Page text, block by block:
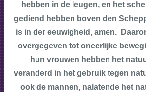
hebben in de leugen, en het
gediend hebben boven den
is in der eeuwigheid, amen.
overgegeven tot oneerlijke
hun vrouwen hebben het
veranderd in het gebruik tegen
ook de mannen, nalatende het